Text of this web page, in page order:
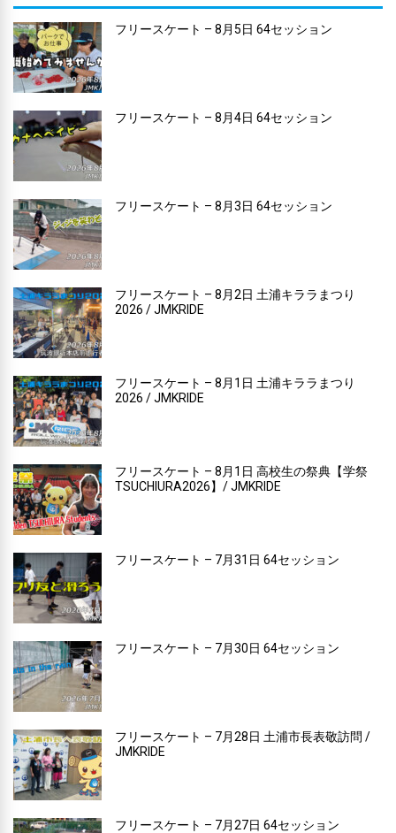
フリースケート – 8月5日 64セッション
フリースケート – 8月4日 64セッション
フリースケート – 8月3日 64セッション
フリースケート – 8月2日 土浦キララまつり
2026 / JMKRIDE
フリースケート – 8月1日 土浦キララまつり
2026 / JMKRIDE
フリースケート – 8月1日 高校生の祭典【学祭
TSUCHIURA2026】/ JMKRIDE
フリースケート – 7月31日 64セッション
フリースケート – 7月30日 64セッション
フリースケート – 7月28日 土浦市長表敬訪問 /
JMKRIDE
フリースケート – 7月27日 64セッション